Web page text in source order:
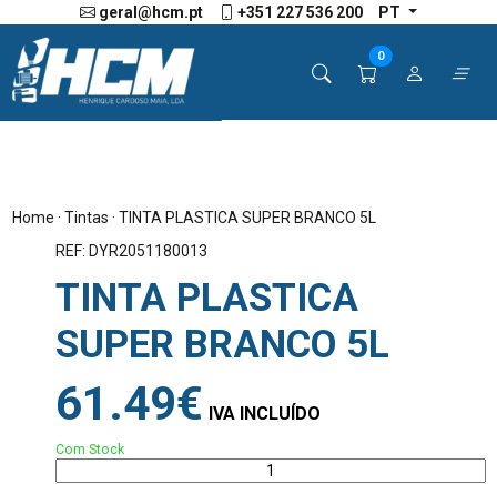
geral@hcm.pt +351 227 536 200 PT
0
Home · Tintas · TINTA PLASTICA SUPER BRANCO 5L
REF: DYR2051180013
TINTA PLASTICA
SUPER BRANCO 5L
61.49€IVA INCLUÍDO
Com Stock